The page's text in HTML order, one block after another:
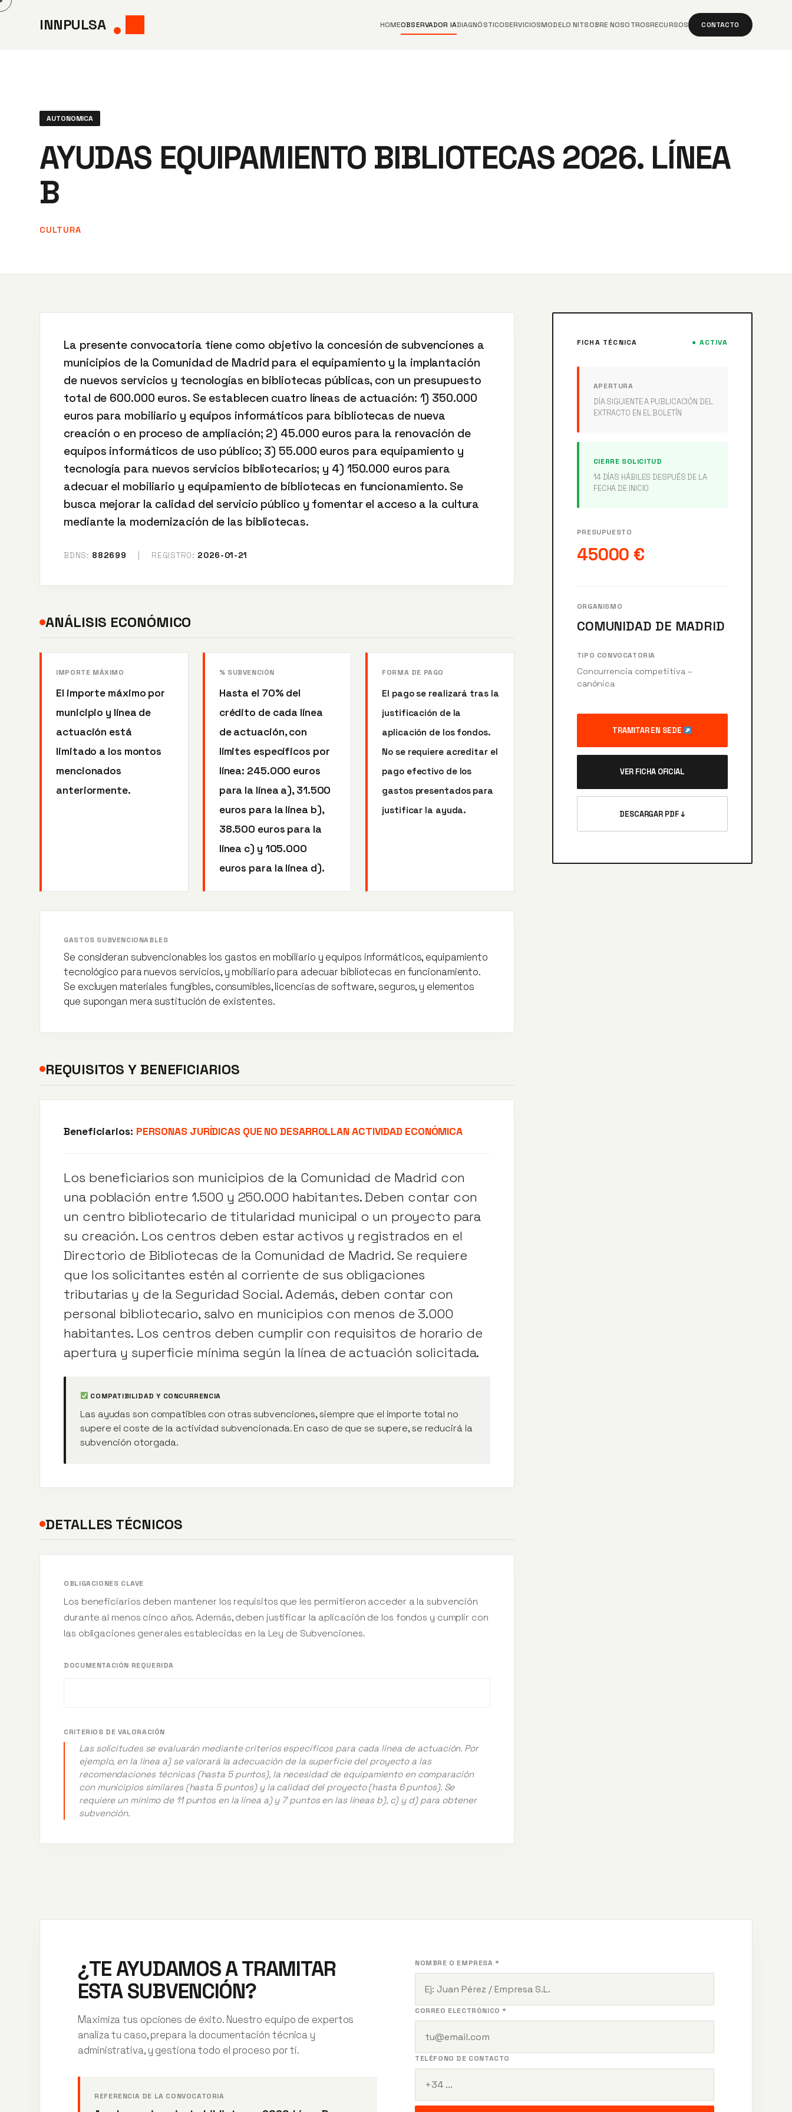
Saltar
INNPULSA HOMEOBSERVADOR IADIAGNÓSTICOSERVICIOSMODELO NITSOBRE NOSOTROSRECURSOS CONTACTO
AUTONOMICA
AYUDAS EQUIPAMIENTO BIBLIOTECAS 2026. LÍNEA
B
CULTURA
La presente convocatoria tiene como objetivo la concesión de subvenciones a
municipios de la Comunidad de Madrid para el equipamiento y la implantación
de nuevos servicios y tecnologías en bibliotecas públicas, con un presupuesto
total de 600.000 euros. Se establecen cuatro líneas de actuación: 1) 350.000
euros para mobiliario y equipos informáticos para bibliotecas de nueva
creación o en proceso de ampliación; 2) 45.000 euros para la renovación de
equipos informáticos de uso público; 3) 55.000 euros para equipamiento y
tecnología para nuevos servicios bibliotecarios; y 4) 150.000 euros para
adecuar el mobiliario y equipamiento de bibliotecas en funcionamiento. Se
busca mejorar la calidad del servicio público y fomentar el acceso a la cultura
mediante la modernización de las bibliotecas.
BDNS: 882699 REGISTRO: 2026-01-21
ANÁLISIS ECONÓMICO
IMPORTE MÁXIMO
El importe máximo por
municipio y línea de
actuación está
limitado a los montos
mencionados
anteriormente.
% SUBVENCIÓN
Hasta el 70% del
crédito de cada línea
de actuación, con
límites específicos por
línea: 245.000 euros
para la línea a), 31.500
euros para la línea b),
38.500 euros para la
línea c) y 105.000
euros para la línea d).
FORMA DE PAGO
El pago se realizará tras la
justificación de la
aplicación de los fondos.
No se requiere acreditar el
pago efectivo de los
gastos presentados para
justificar la ayuda.
GASTOS SUBVENCIONABLES
Se consideran subvencionables los gastos en mobiliario y equipos informáticos, equipamiento
tecnológico para nuevos servicios, y mobiliario para adecuar bibliotecas en funcionamiento.
Se excluyen materiales fungibles, consumibles, licencias de software, seguros, y elementos
que supongan mera sustitución de existentes.
REQUISITOS Y BENEFICIARIOS
Beneficiarios: PERSONAS JURÍDICAS QUE NO DESARROLLAN ACTIVIDAD ECONÓMICA
Los beneficiarios son municipios de la Comunidad de Madrid con
una población entre 1.500 y 250.000 habitantes. Deben contar con
un centro bibliotecario de titularidad municipal o un proyecto para
su creación. Los centros deben estar activos y registrados en el
Directorio de Bibliotecas de la Comunidad de Madrid. Se requiere
que los solicitantes estén al corriente de sus obligaciones
tributarias y de la Seguridad Social. Además, deben contar con
personal bibliotecario, salvo en municipios con menos de 3.000
habitantes. Los centros deben cumplir con requisitos de horario de
apertura y superficie mínima según la línea de actuación solicitada.
COMPATIBILIDAD Y CONCURRENCIA
Las ayudas son compatibles con otras subvenciones, siempre que el importe total no
supere el coste de la actividad subvencionada. En caso de que se supere, se reducirá la
subvención otorgada.
DETALLES TÉCNICOS
OBLIGACIONES CLAVE
Los beneficiarios deben mantener los requisitos que les permitieron acceder a la subvención
durante al menos cinco años. Además, deben justificar la aplicación de los fondos y cumplir con
las obligaciones generales establecidas en la Ley de Subvenciones.
DOCUMENTACIÓN REQUERIDA
CRITERIOS DE VALORACIÓN
Las solicitudes se evaluarán mediante criterios específicos para cada línea de actuación. Por
ejemplo, en la línea a) se valorará la adecuación de la superficie del proyecto a las
recomendaciones técnicas (hasta 5 puntos), la necesidad de equipamiento en comparación
con municipios similares (hasta 5 puntos) y la calidad del proyecto (hasta 6 puntos). Se
requiere un mínimo de 11 puntos en la línea a) y 7 puntos en las líneas b), c) y d) para obtener
subvención.
FICHA TÉCNICA ● ACTIVA
APERTURA
DÍA SIGUIENTE A PUBLICACIÓN DEL
EXTRACTO EN EL BOLETÍN
CIERRE SOLICITUD
14 DÍAS HÁBILES DESPUÉS DE LA
FECHA DE INICIO
PRESUPUESTO
45000 €
ORGANISMO
COMUNIDAD DE MADRID
TIPO CONVOCATORIA
Concurrencia competitiva –
canónica
TRAMITAR EN SEDE
VER FICHA OFICIAL
DESCARGAR PDF ↓
¿TE AYUDAMOS A TRAMITAR
ESTA SUBVENCIÓN?
Maximiza tus opciones de éxito. Nuestro equipo de expertos
analiza tu caso, prepara la documentación técnica y
administrativa, y gestiona todo el proceso por ti.
REFERENCIA DE LA CONVOCATORIA
NOMBRE O EMPRESA *
CORREO ELECTRÓNICO *
TELÉFONO DE CONTACTO